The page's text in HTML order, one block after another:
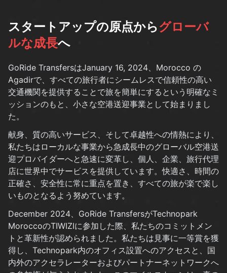
スタートアップの原点からグローバ
ルな成長へ
GoRide TransfersはJanuary 16, 2024、Morocco の
Agadirで、すべての旅行者にシームレスで信頼性の高い
交通機関を提供することで旅を簡単にするという明確なミ
ッションのもと、小さな空港送迎事業として始まりまし
た。
献身、質の高いサービス、そして卓越性への情熱により、
私たちはローカルな事業から急成長中のグローバル空港送
迎プロバイダーへと急速に変革し、個人、企業、旅行代理
店に世界中でサービスを提供しています。快適さ、時間の
正確さ、安全性に常に重点を置き、すべての旅が楽で楽し
いものとなるよう努めています。
December 2024、GoRide TransfersがTechnopark
MoroccoのTIWIZIに参加した際、私たちのコミットメン
トと革新性が認められました。私たちは見事に一等賞を獲
得し、Technopark内のオフィス設置へのアクセスと、国
内外のアクセラレーターおよびパートナーネットワークへ